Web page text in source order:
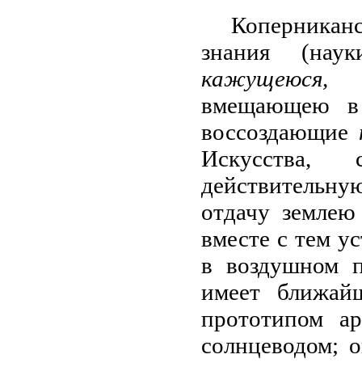
знания
вмещающею
воссоздающие
Искусства,
отдачу
вместе с тем
в воздушном
имеет
прототипом
солнцеводом;